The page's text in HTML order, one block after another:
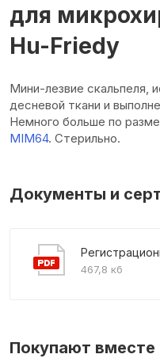
для
Hu-Friedy
Мини-лезвие скальпеля,
десневой ткани и
Немного больше по
MIM64. Стерильно.
Документы и
467,8 кб
Покупают вместе